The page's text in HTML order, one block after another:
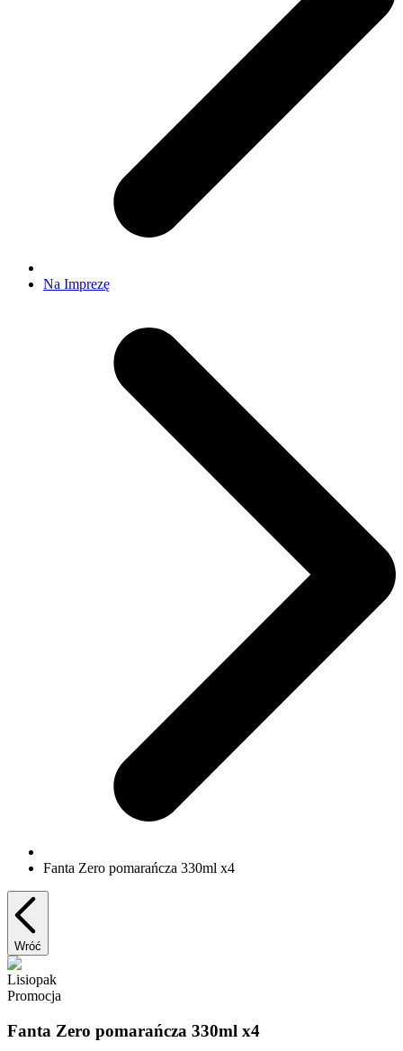
Na Imprezę
Fanta Zero pomarańcza 330ml x4
Wróć
Lisiopak
Promocja
Fanta Zero pomarańcza 330ml x4